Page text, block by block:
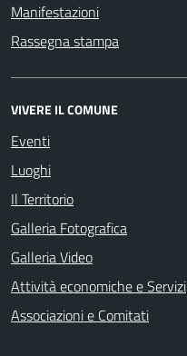
Manifestazioni
Rassegna stampa
VIVERE IL COMUNE
Eventi
Luoghi
Il Territorio
Galleria Fotografica
Galleria Video
Attività economiche e Servizi
Associazioni e Comitati